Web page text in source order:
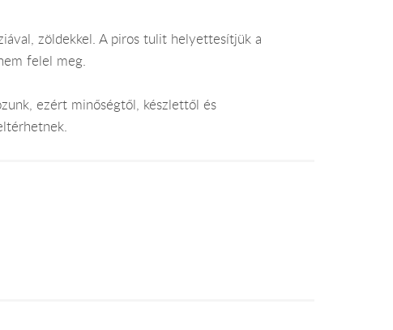
zöldekkel. A piros tulit helyettesítjük a
felel meg.
ezért minőségtől, készlettől és